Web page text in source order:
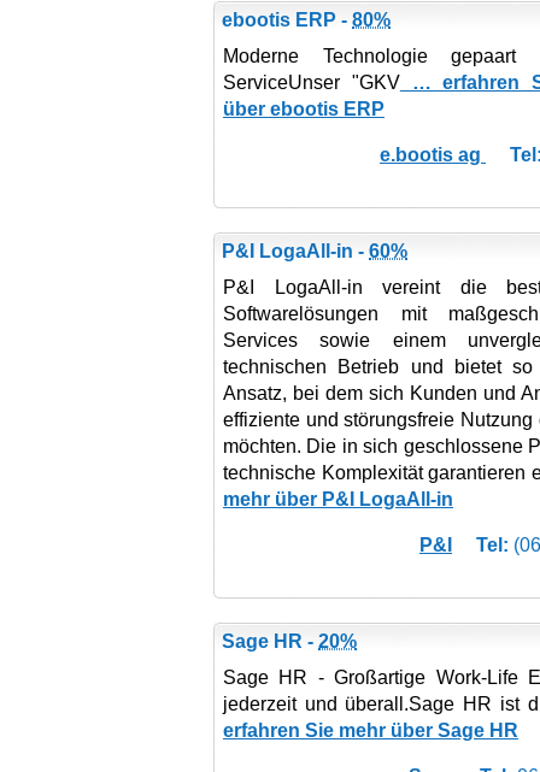
ebootis ERP - 80%
Moderne Technologie
ServiceUnser "GKV… erfahren
über ebootis ERP
e.bootis ag
P&I LogaAll-in - 60%
P&I LogaAll-in vereint die
Softwarelösungen mit
Services sowie einem
technischen Betrieb und bietet
Ansatz, bei dem sich Kunden und
effiziente und störungsfreie
möchten. Die in sich geschlossene
technische Komplexität garantieren
mehr über P&I LogaAll-in
P&I Tel:
Sage HR - 20%
Sage HR - Großartige Work-Life
jederzeit und überall.Sage HR ist
erfahren Sie mehr über Sage HR